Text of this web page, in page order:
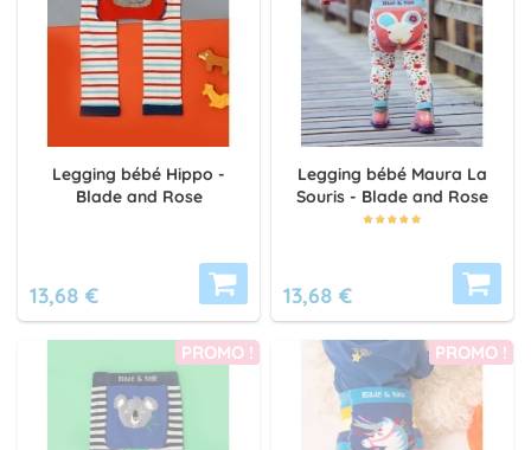
Legging bébé Hippo -
Blade and Rose
13,68 €
Legging bébé Maura La
Souris - Blade and Rose
13,68 €
PROMO ! PROMO !